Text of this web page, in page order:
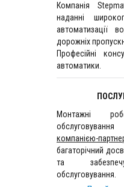
Компанія
наданні
автоматизації
дорожніх
Професійні
автоматики.
Монтажні
компанією-
багаторічний
та
обслуговування.